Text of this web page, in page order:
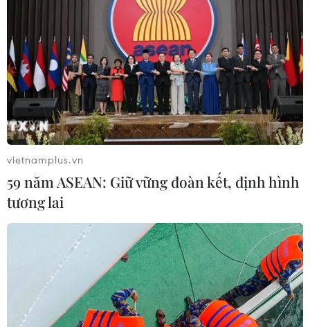
Quảng Trị tổ chức đợt 2 đưa 516 người dân lưu trú tại TP
Hồ Chí Minh và một số tỉnh phía Nam về quê hương
bằng tàu hỏa, ngay sau khi xuống tàu, những người
này được đưa đi cách ly tập trung 14 ngày.
vietnamplus.vn
59 năm ASEAN: Giữ vững đoàn kết, định hình
tương lai